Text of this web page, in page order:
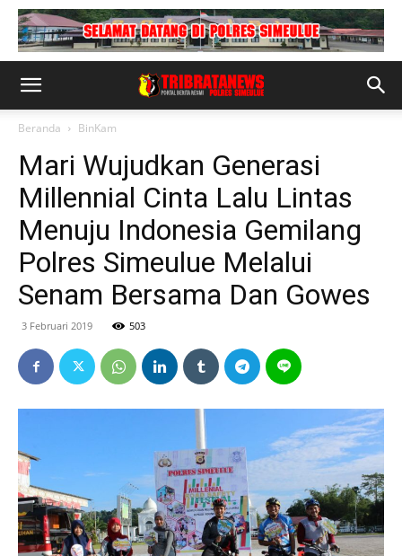
Beranda BinKam
Mari Wujudkan Generasi
Millennial Cinta Lalu Lintas
Menuju Indonesia Gemilang
Polres Simeulue Melalui
Senam Bersama Dan Gowes
3 Februari 2019 503